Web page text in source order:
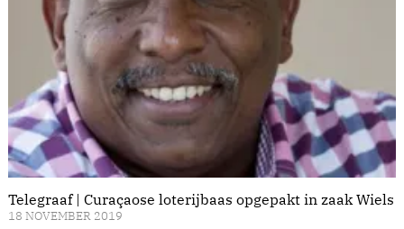
Telegraaf | Curaçaose loterijbaas opgepakt in zaak Wiels
18 NOVEMBER 2019